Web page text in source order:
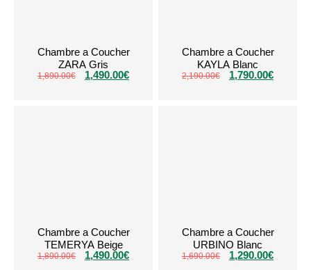
Chambre a Coucher
ZARA Gris
1,890.00€ 1,490.00€
Chambre a Coucher
KAYLA Blanc
2,190.00€ 1,790.00€
Chambre a Coucher
TEMERYA Beige
1,890.00€ 1,490.00€
Chambre a Coucher
URBINO Blanc
1,690.00€ 1,290.00€